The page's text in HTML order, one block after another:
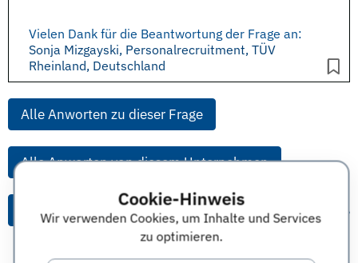
Cookie-Hinweis
Wir verwenden Cookies, um Inhalte und Services
zu optimieren.
Vielen Dank für die Beantwortung der Frage an:
Sonja Mizgayski, Personalrecruitment, TÜV
Rheinland, Deutschland
Alle Anworten zu dieser Frage
Alle Anworten von diesem Unternehmen
Alle Themen & Expertentipps